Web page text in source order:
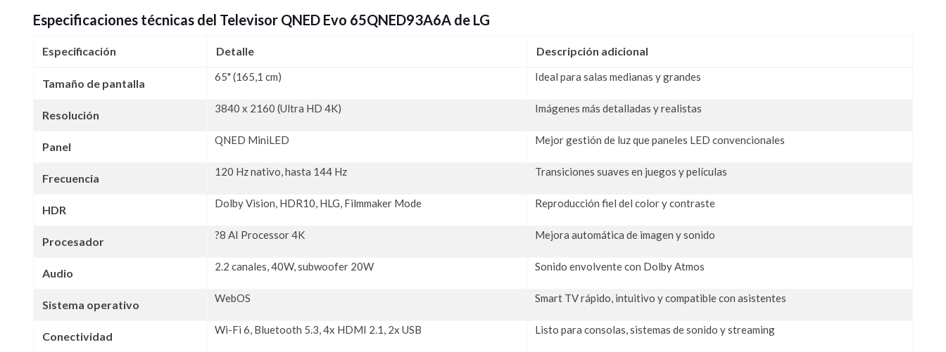
Especificaciones técnicas del Televisor QNED Evo 65QNED93A6A de LG
Especificación Detalle Descripción adicional
Tamaño de pantalla 65" (165,1 cm) Ideal para salas medianas y grandes
Resolución 3840 x 2160 (Ultra HD 4K) Imágenes más detalladas y realistas
Panel QNED MiniLED Mejor gestión de luz que paneles LED convencionales
Frecuencia 120 Hz nativo, hasta 144 Hz Transiciones suaves en juegos y películas
HDR Dolby Vision, HDR10, HLG, Filmmaker Mode Reproducción fiel del color y contraste
Procesador ?8 AI Processor 4K Mejora automática de imagen y sonido
Audio 2.2 canales, 40W, subwoofer 20W Sonido envolvente con Dolby Atmos
Sistema operativo WebOS Smart TV rápido, intuitivo y compatible con asistentes
Conectividad Wi-Fi 6, Bluetooth 5.3, 4x HDMI 2.1, 2x USB Listo para consolas, sistemas de sonido y streaming